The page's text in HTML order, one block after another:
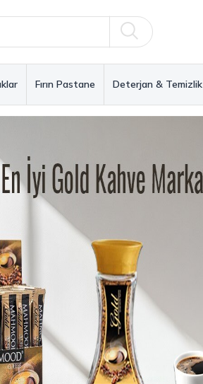
Fırın Pastane Deterjan & Temizlik